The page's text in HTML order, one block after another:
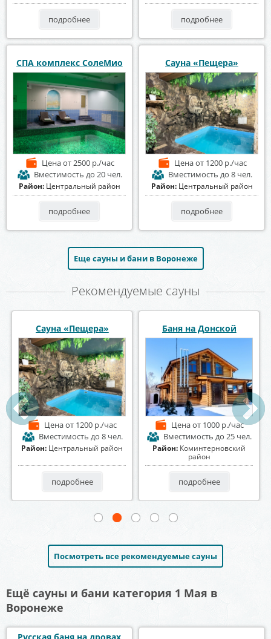
подробнее подробнее
СПА комплекс СолеМио
Ценаот 2500 р./час
Вместимость до 20 чел.
Район: Центральный район
подробнее
Сауна «Пещера»
Ценаот 1200 р./час
Вместимость до 8 чел.
Район: Центральный район
подробнее
Еще сауны и бани в Воронеже
Рекомендуемые сауны
Сауна «Диана»
Ценаот 1500 р./час
Вместимость до 6 чел.
Район: Центральный район
подробнее
Центр отдыха
Первомайский
Ценаот 1100 р./час
Вместимость до 15 чел.
Район:Советский район
подробнее
Посмотреть все рекомендуемые сауны
Ещё сауны и бани категория 1 Мая в
Воронеже